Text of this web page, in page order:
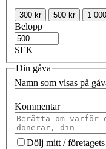
300 kr 500 kr 1
Belopp
SEK
Din gåva
Namn som visas på
Kommentar
Dölj mitt /